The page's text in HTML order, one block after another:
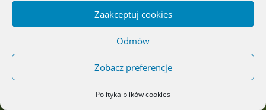
Zaakceptuj cookies
Odmów
Zobacz preferencje
Polityka plików cookies
marzec 2022
luty 2022
listopad 2021